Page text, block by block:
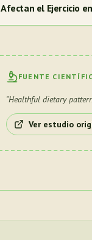
Afectan el Ejercicio
FUENTE
"Healthful dietary
Ver estudio